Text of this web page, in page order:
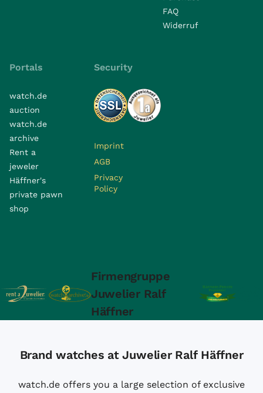
FAQ
Widerruf
Portals
watch.de
auction
watch.de
archive
Rent a
jeweler
Häffner's
private pawn
shop
Security
Imprint
AGB
Privacy
Policy
Firmengruppe
Juwelier Ralf
Häffner
Brand watches at Juwelier Ralf Häffner
watch.de offers you a large selection of exclusive